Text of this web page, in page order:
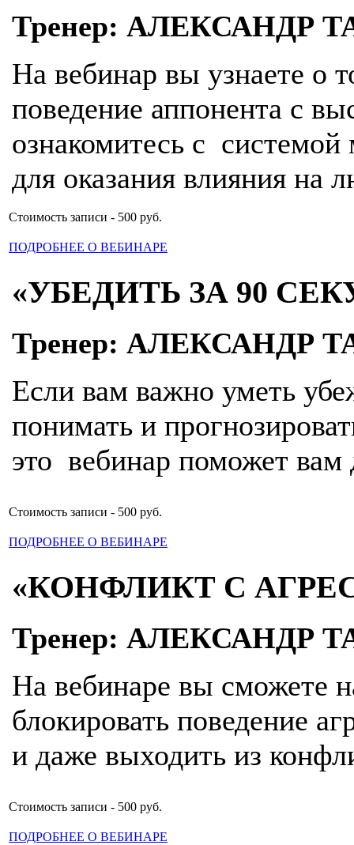
Тренер: АЛЕКСАНДР
На вебинар вы узнаете о
поведение аппонента с
ознакомитесь с
для оказания влияния на
Стоимость записи - 500 руб.
ПОДРОБНЕЕ О ВЕБИНАРЕ
«УБЕДИТЬ ЗА 90
Тренер: АЛЕКСАНДР
Если вам важно уметь
понимать и
это вебинар поможет вам
Стоимость записи - 500 руб.
ПОДРОБНЕЕ О ВЕБИНАРЕ
«КОНФЛИКТ С
Тренер: АЛЕКСАНДР
На вебинаре вы сможете
блокировать поведение
и даже выходить из
Стоимость записи - 500 руб.
ПОДРОБНЕЕ О ВЕБИНАРЕ